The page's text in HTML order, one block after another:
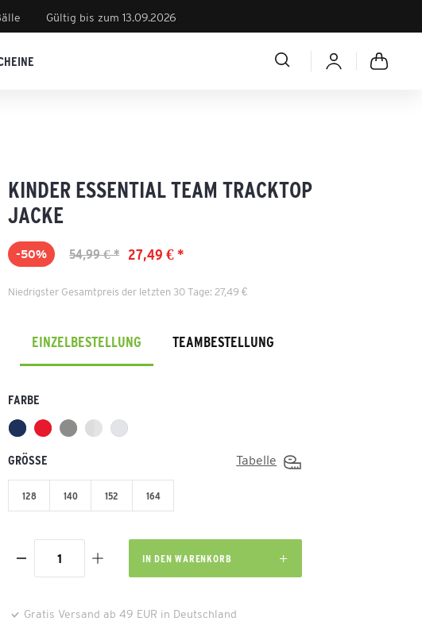
Gültig bis zum 13.09.2026
KINDER ESSENTIAL TEAM TRACKTOP
JACKE
27,49 € *
54,99 € *
-50%
Niedrigster Gesamtpreis der letzten 30 Tage: 27,49 €
EINZELBESTELLUNG TEAMBESTELLUNG
FARBE
GRÖSSE Tabelle
128 140 152 164
IN DEN WARENKORB
Gratis Versand ab 49 EUR in Deutschland